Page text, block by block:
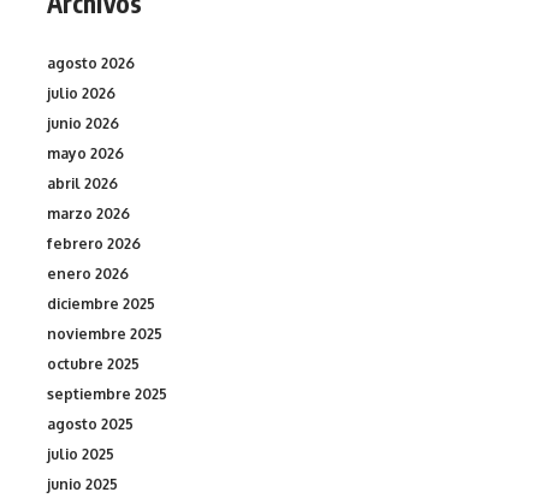
agosto 2026
julio 2026
junio 2026
mayo 2026
abril 2026
marzo 2026
febrero 2026
enero 2026
diciembre 2025
noviembre 2025
octubre 2025
septiembre 2025
agosto 2025
julio 2025
junio 2025